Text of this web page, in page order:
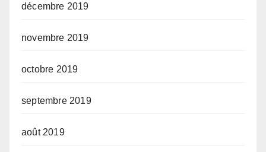
décembre 2019
novembre 2019
octobre 2019
septembre 2019
août 2019